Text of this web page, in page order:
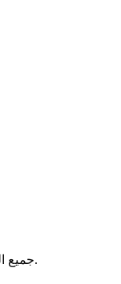
© 2025. Greubel Forsey SA. جميع الحقوق محفوظة.